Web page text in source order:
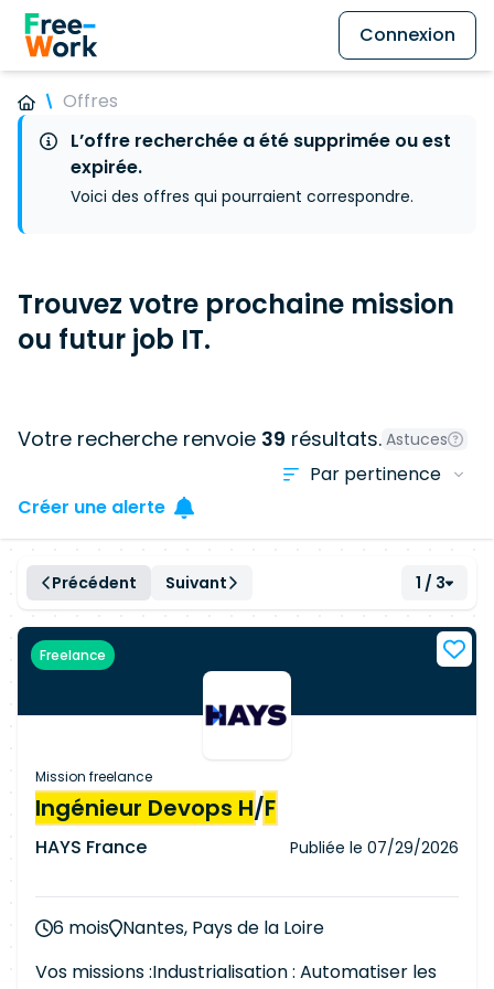
Connexion
Offres
L’offre recherchée a été supprimée ou est
expirée.
Voici des offres qui pourraient correspondre.
Trouvez votre prochaine mission
ou futur job IT.
Votre recherche renvoie 39 résultats. Astuces
Créer une alerte
Précédent Suivant 1 / 3
Freelance
Mission freelance
Ingénieur Devops H/F
HAYS France Publiée le 07/29/2026
6 mois Nantes, Pays de la Loire
Vos missions :Industrialisation : Automatiser les